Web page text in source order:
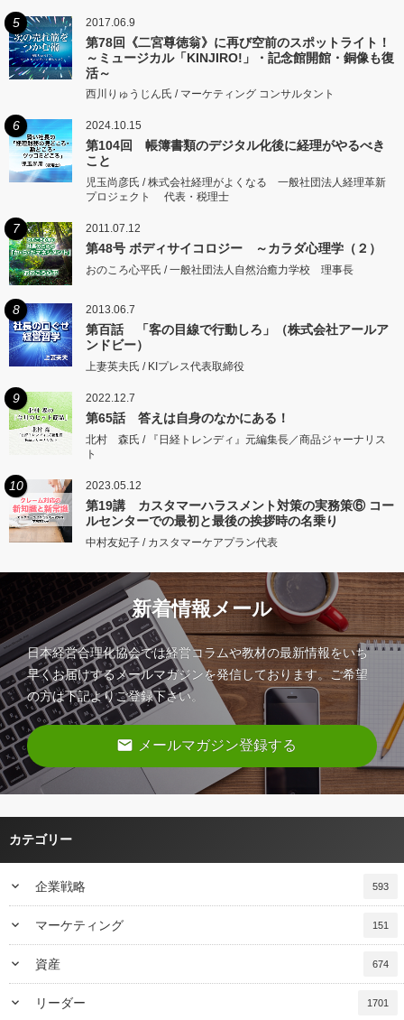
5 2017.06.9
第78回《二宮尊徳翁》に再び空前のスポットライト！
～ミュージカル「KINJIRO!」・記念館開館・銅像も復
活～
西川りゅうじん氏 / マーケティング コンサルタント
6 2024.10.15
第104回 帳簿書類のデジタル化後に経理がやるべき
こと
児玉尚彦氏 / 株式会社経理がよくなる 一般社団法人経理革新
プロジェクト 代表・税理士
7 2011.07.12
第48号 ボディサイコロジー ～カラダ心理学（２）
おのころ心平氏 / 一般社団法人自然治癒力学校 理事長
8 2013.06.7
第百話 「客の目線で行動しろ」（株式会社アールア
ンドビー）
上妻英夫氏 / KIプレス代表取締役
9 2022.12.7
第65話 答えは自身のなかにある！
北村 森氏 / 『日経トレンディ』元編集長／商品ジャーナリス
ト
10 2023.05.12
第19講 カスタマーハラスメント対策の実務策⑥ コー
ルセンターでの最初と最後の挨拶時の名乗り
中村友妃子 / カスタマーケアプラン代表
新着情報メール
日本経営合理化協会では経営コラムや教材の最新情報をいち
早くお届けするメールマガジンを発信しております。ご希望
の方は下記よりご登録下さい。
email メールマガジン登録する
カテゴリー
keyboard_arrow_down 企業戦略 593
keyboard_arrow_down マーケティング 151
keyboard_arrow_down 資産 674
keyboard_arrow_down リーダー 1701